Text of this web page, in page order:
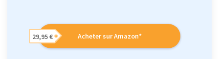
Acheter sur Amazon*
29,95 €